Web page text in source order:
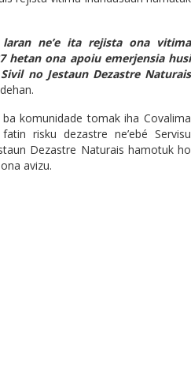
ne’e ita rejista ona vitima
hetan ona apoiu emerjensia husi
no Jestaun Dezastre Naturais
komunidade tomak iha Covalima
risku dezastre ne’ebé Servisu
Dezastre Naturais hamotuk ho
avizu.